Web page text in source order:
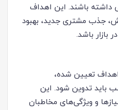
باشند. این اهداف
جذب مشتری جدید، بهبود
بازار باشد.
تعیین شده،
باید تدوین شود. این
و ویژگی‌های مخاطبان